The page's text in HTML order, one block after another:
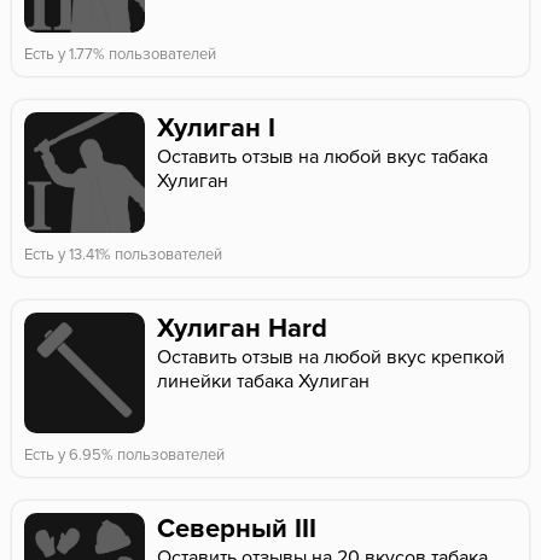
Есть у 1.77% пользователей
Хулиган I
Оставить отзыв на любой вкус табака
Хулиган
Есть у 13.41% пользователей
Хулиган Hard
Оставить отзыв на любой вкус крепкой
линейки табака Хулиган
Есть у 6.95% пользователей
Северный III